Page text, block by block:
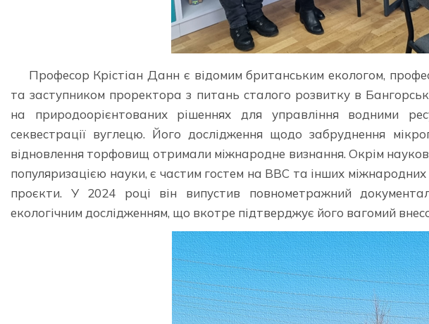
Професор Крістіан Данн є відомим британським екологом,
та заступником проректора з питань сталого розвитку в
на природоорієнтованих рішеннях для управління водними
секвестрації вуглецю. Його дослідження щодо забруднення
відновлення торфовищ отримали міжнародне визнання. Окрім
популяризацією науки, є частим гостем на BBC та інших міжнародних
проєкти. У 2024 році він випустив повнометражний
екологічним дослідженням, що вкотре підтверджує його вагомий